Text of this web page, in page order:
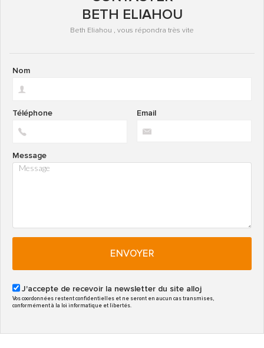
BETH ELIAHOU
Beth Eliahou , vous répondra très vite
Nom
Email
Téléphone
Message
ENVOYER
J'accepte de recevoir la newsletter du site alloj
Vos coordonnées restent confidentielles et ne seront en aucun cas transmises,
conformément à la loi informatique et libertés.